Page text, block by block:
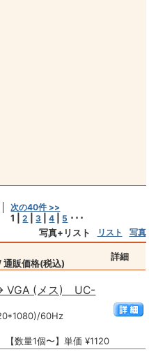
次の40件 >>
1 |2 |3 |4 5 ･･･
写真+リスト
リスト 写真
通販価格(税込)
詳細
VGA (メス) UC-
60Hz
【数量1個〜】単価 ¥1120